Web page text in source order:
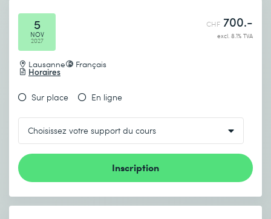
5
NOV
2027
Lausanne Français
Horaires
CHF 700.-
excl. 8.1% TVA
Sur place En ligne
Inscription